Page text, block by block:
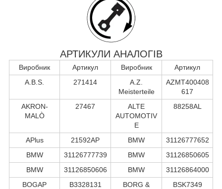
АРТИКУЛИ АНАЛОГІВ
Виробник Артикул Виробник
Артикул
A.B.S.
271414
A.Z.
Meisterteile
AZMT400408
617
AKRON-
MALÒ
27467
ALTE
AUTOMOTIV
E
88258AL
APlus 21592AP BMW
31126777652
BMW
31126777739 BMW
31126850605
BMW
31126850606 BMW
31126864000
BOGAP
B3328131
BORG &
BSK7349